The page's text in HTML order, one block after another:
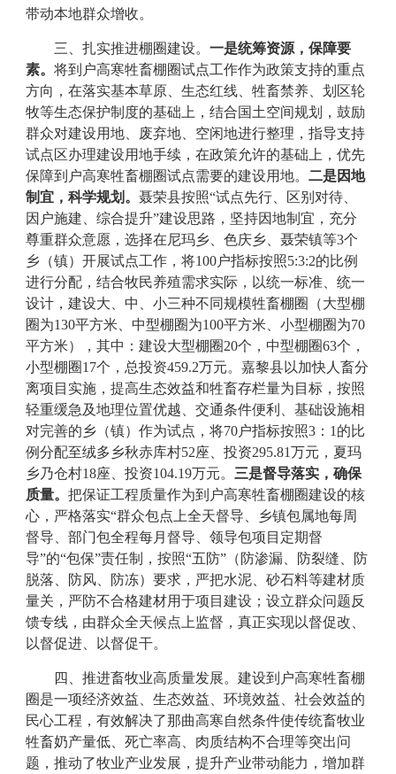
带动本地群众增收。
三、扎实推进棚圈建设。 一是统筹资源，保障要
素。 将到户高寒牲畜棚圈试点工作作为政策支持的重点
方向，在落实基本草原、生态红线、牲畜禁养、划区轮
牧等生态保护制度的基础上，结合国土空间规划，鼓励
群众对建设用地、废弃地、空闲地进行整理，指导支持
试点区办理建设用地手续，在政策允许的基础上，优先
保障到户高寒牲畜棚圈试点需要的建设用地。 二是因地
制宜，科学规划。 聂荣县按照“试点先行、区别对待、
因户施建、综合提升”建设思路，坚持因地制宜，充分
尊重群众意愿，选择在尼玛乡、色庆乡、聂荣镇等3个
乡（镇）开展试点工作，将100户指标按照5:3:2的比例
进行分配，结合牧民养殖需求实际，以统一标准、统一
设计，建设大、中、小三种不同规模牲畜棚圈（大型棚
圈为130平方米、中型棚圈为100平方米、小型棚圈为70
平方米），其中：建设大型棚圈20个，中型棚圈63个，
小型棚圈17个，总投资459.2万元。 嘉黎县以加快人畜分
离项目实施，提高生态效益和牲畜存栏量为目标，按照
轻重缓急及地理位置优越、交通条件便利、基础设施相
对完善的乡（镇）作为试点，将70户指标按照3： 1 的比
例分配至绒多乡秋赤库村52座、投资295.81万元，夏玛
乡乃仓村18座、投资104.19万元。 三是督导落实，确保
质量。 把保证工程质量作为到户高寒牲畜棚圈建设的核
心，严格落实“群众包点上全天督导、乡镇包属地每周
督导、部门包全程每月督导、领导包项目定期督
导”的“包保”责任制，按照“五防”（防渗漏、防裂缝、防
脱落、防风、防冻）要求， 严把水泥、砂石料等建材质
量关，严防不合格建材用于项目建设；设立群众问题反
馈专线，由群众全天候点上监督，真正实现以督促改、
以督促进、以督促干。
四 、推进畜牧业高质量发展。 建设到户高寒牲畜棚
圈是一项经济效益、生态效益、环境效益、社会效益的
民心工程，有效解决了那曲高寒自然条件使传统畜牧业
牲畜奶产量低、死亡率高、肉质结构不合理等突出问
题，推动了牧业产业发展，提升产业带动能力，增加群